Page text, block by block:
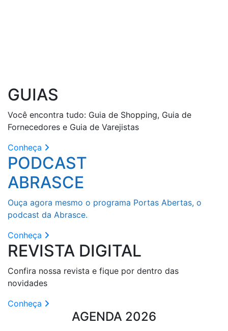
GUIAS
Você encontra tudo: Guia de Shopping, Guia de
Fornecedores e Guia de Varejistas
Conheça
PODCAST
ABRASCE
Ouça agora mesmo o programa Portas Abertas, o
podcast da Abrasce.
Conheça
REVISTA DIGITAL
Confira nossa revista e fique por dentro das
novidades
Conheça
AGENDA 2026